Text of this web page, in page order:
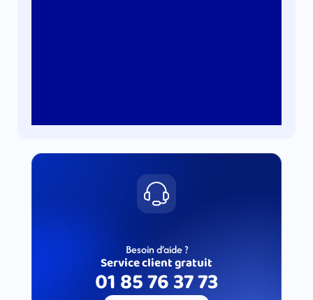
Besoin d’aide ?
Service client gratuit
01 85 76 37 73